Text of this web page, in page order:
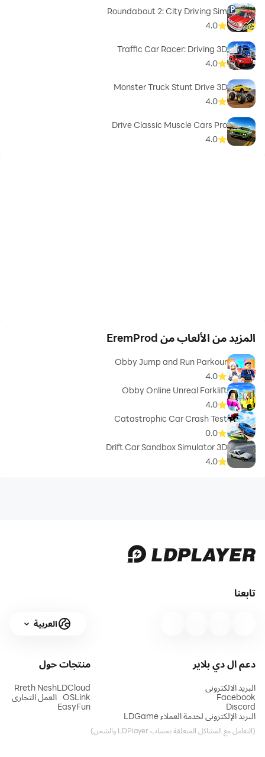
Roundabout 2: City Driving Sim
4.0
Traffic Car Racer: Driving 3D
4.0
Monster Truck Stunt Drive 3D
4.0
Drive Classic Muscle Cars Pro
4.0
المزيد من الألعاب من EremProd
Obby Jump and Run Parkour
4.0
Obby Online Unreal Forklift
4.0
Catastrophic Car Crash Test
0.0
Drift Car Sandbox Simulator 3D
4.0
تابعنا
العربية
دعم ال دي بلاير
البريد الالكتروني
Facebook
Discord
البريد الإلكتروني لخدمة العملاء LDGame
(التعامل مع المشاكل المتعلقة بحساب LDPlayer والشحن)
منتجات
LDCloud
OSLink
EasyFun
حول
Rreth Nesh
العمل التجاري